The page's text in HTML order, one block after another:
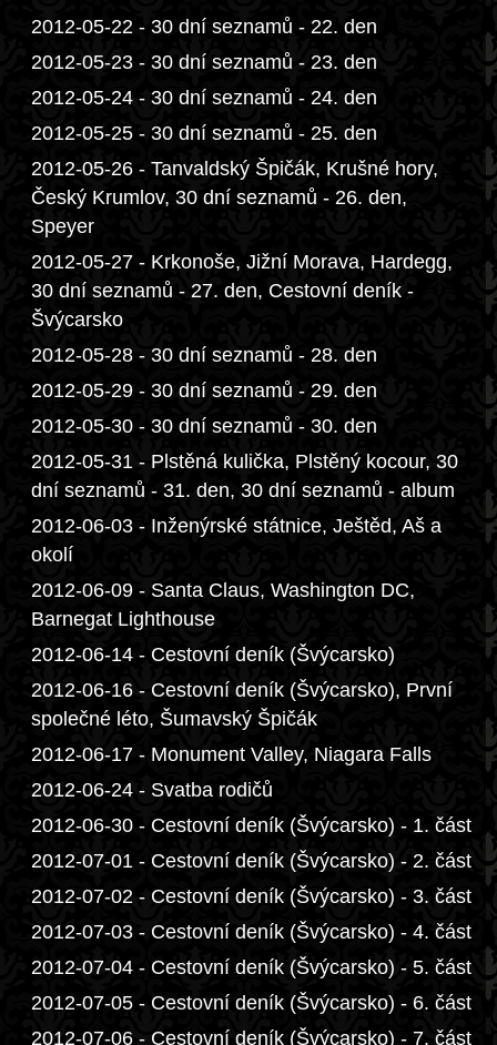
2012-05-22 - 30 dní seznamů - 22. den
2012-05-23 - 30 dní seznamů - 23. den
2012-05-24 - 30 dní seznamů - 24. den
2012-05-25 - 30 dní seznamů - 25. den
2012-05-26 - Tanvaldský Špičák, Krušné hory,
Český Krumlov, 30 dní seznamů - 26. den,
Speyer
2012-05-27 - Krkonoše, Jižní Morava, Hardegg,
30 dní seznamů - 27. den, Cestovní deník -
Švýcarsko
2012-05-28 - 30 dní seznamů - 28. den
2012-05-29 - 30 dní seznamů - 29. den
2012-05-30 - 30 dní seznamů - 30. den
2012-05-31 - Plstěná kulička, Plstěný kocour, 30
dní seznamů - 31. den, 30 dní seznamů - album
2012-06-03 - Inženýrské státnice, Ještěd, Aš a
okolí
2012-06-09 - Santa Claus, Washington DC,
Barnegat Lighthouse
2012-06-14 - Cestovní deník (Švýcarsko)
2012-06-16 - Cestovní deník (Švýcarsko), První
společné léto, Šumavský Špičák
2012-06-17 - Monument Valley, Niagara Falls
2012-06-24 - Svatba rodičů
2012-06-30 - Cestovní deník (Švýcarsko) - 1. část
2012-07-01 - Cestovní deník (Švýcarsko) - 2. část
2012-07-02 - Cestovní deník (Švýcarsko) - 3. část
2012-07-03 - Cestovní deník (Švýcarsko) - 4. část
2012-07-04 - Cestovní deník (Švýcarsko) - 5. část
2012-07-05 - Cestovní deník (Švýcarsko) - 6. část
2012-07-06 - Cestovní deník (Švýcarsko) - 7. část